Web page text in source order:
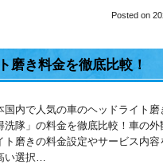
Posted on
磨き料金を徹底比較！
国内で人気の車のヘッドライト
洗隊」の料金を徹底比較！車の
ト磨きの料金設定やサービス内
い選択…